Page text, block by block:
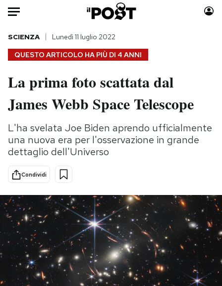
Auto
HOME
Italia
Politica
Tecnologia
Internet
Scienza
Cultura
Economia
Sport
Moda
Consumismi
Storie/Idee
Ok Boomer!
Mondiali calcio 2026
PODCAST
NEWSLETTER
QUESTO ARTICOLO HA PIÙ DI 4 ANNI
SCIENZA Lunedì 11 luglio 2022
La prima foto scattata dal
James Webb Space Telescope
L'ha svelata Joe Biden aprendo ufficialmente
una nuova era per l'osservazione in grande
dettaglio dell'Universo
Condividi